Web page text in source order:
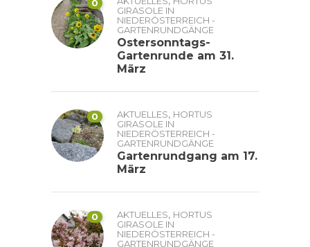
0
GIRASOLE IN
NIEDERÖSTERREICH -
GARTENRUNDGÄNGE
Ostersonntags-
Gartenrunde am 31.
März
0 AKTUELLES, HORTUS
GIRASOLE IN
NIEDERÖSTERREICH -
GARTENRUNDGÄNGE
Gartenrundgang am 17.
März
0 AKTUELLES, HORTUS
GIRASOLE IN
NIEDERÖSTERREICH -
GARTENRUNDGÄNGE